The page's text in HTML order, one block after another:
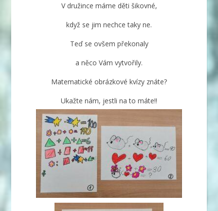
V družince máme děti šikovné,
když se jim nechce taky ne.
Teď se ovšem překonaly
a něco Vám vytvořily.
Matematické obrázkové kvízy znáte?
Ukažte nám, jestli na to máte!!